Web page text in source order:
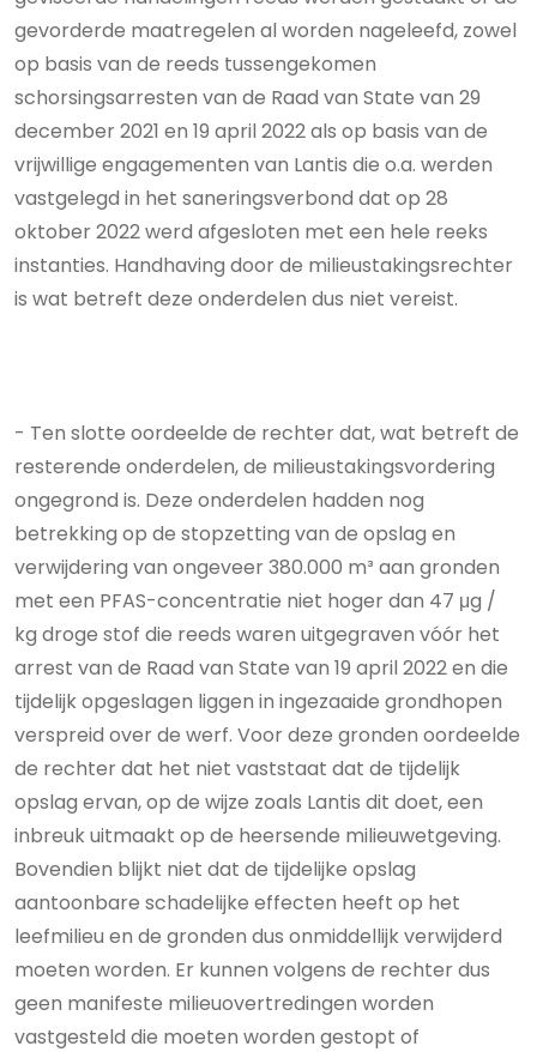
gevorderde maatregelen al worden nageleefd, zowel
op basis van de reeds tussengekomen
schorsingsarresten van de Raad van State van 29
december 2021 en 19 april 2022 als op basis van de
vrijwillige engagementen van Lantis die o.a. werden
vastgelegd in het saneringsverbond dat op 28
oktober 2022 werd afgesloten met een hele reeks
instanties. Handhaving door de milieustakingsrechter
is wat betreft deze onderdelen dus niet vereist.
- Ten slotte oordeelde de rechter dat, wat betreft de
resterende onderdelen, de milieustakingsvordering
ongegrond is. Deze onderdelen hadden nog
betrekking op de stopzetting van de opslag en
verwijdering van ongeveer 380.000 m³ aan gronden
met een PFAS-concentratie niet hoger dan 47 μg /
kg droge stof die reeds waren uitgegraven vóór het
arrest van de Raad van State van 19 april 2022 en die
tijdelijk opgeslagen liggen in ingezaaide grondhopen
verspreid over de werf. Voor deze gronden oordeelde
de rechter dat het niet vaststaat dat de tijdelijk
opslag ervan, op de wijze zoals Lantis dit doet, een
inbreuk uitmaakt op de heersende milieuwetgeving.
Bovendien blijkt niet dat de tijdelijke opslag
aantoonbare schadelijke effecten heeft op het
leefmilieu en de gronden dus onmiddellijk verwijderd
moeten worden. Er kunnen volgens de rechter dus
geen manifeste milieuovertredingen worden
vastgesteld die moeten worden gestopt of